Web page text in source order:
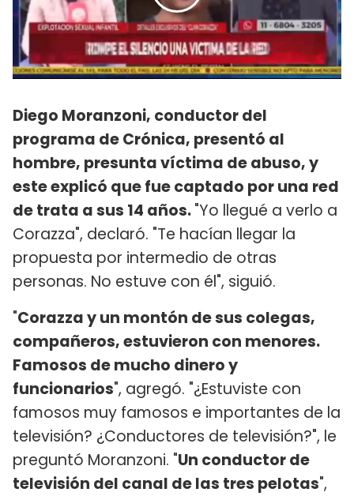
Diego Moranzoni, conductor del
programa de Crónica, presentó al
hombre, presunta víctima de abuso, y
este explicó que fue captado por una red
de trata a sus 14 años."Yo llegué a verlo a
Corazza", declaró. "Te hacían llegar la
propuesta por intermedio de otras
personas. No estuve con él", siguió.
"Corazza y un montón de sus colegas,
compañeros, estuvieron con menores.
Famosos de mucho dinero y
funcionarios", agregó. "¿Estuviste con
famosos muy famosos e importantes de la
televisión? ¿Conductores de televisión?", le
preguntó Moranzoni. "Un conductor de
televisión del canal de las tres pelotas",